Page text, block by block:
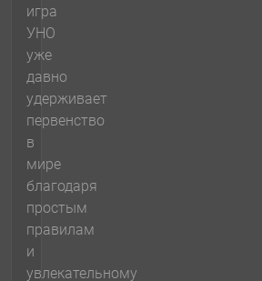
игра
УНО
уже
давно
удерживает
первенство
в
мире
благодаря
простым
правилам
и
увлекательному